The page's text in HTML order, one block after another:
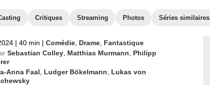
Critiques Streaming Photos Séries similaires
| 40 min | Comédie Drame Fantastique
Sebastian Colley Matthias Murmann
Philipp
Anna Faal Ludger Bökelmann
Lukas von